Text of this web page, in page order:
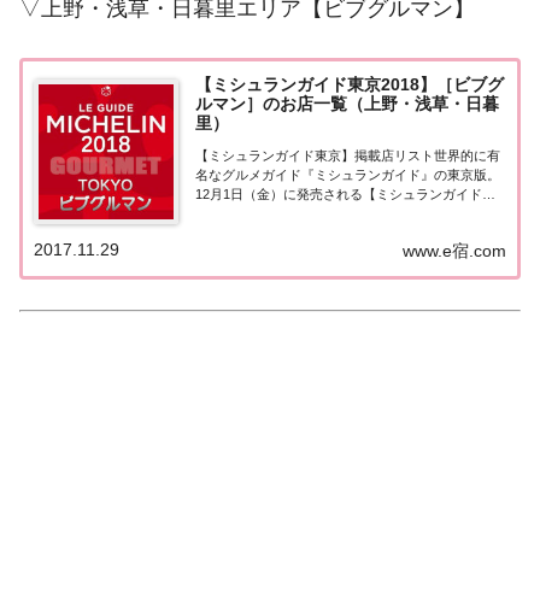
▽上野・浅草・日暮里エリア【ビブグルマン】
【ミシュランガイド東京2018】［ビブグ
ルマン］のお店一覧（上野・浅草・日暮
里）
【ミシュランガイド東京】掲載店リスト世界的に有
名なグルメガイド『ミシュランガイド』の東京版。
12月1日（金）に発売される【ミシュランガイド東
（上野・浅草・日暮里）の『ビブグルマン』...
www.e宿.com
2017.11.29